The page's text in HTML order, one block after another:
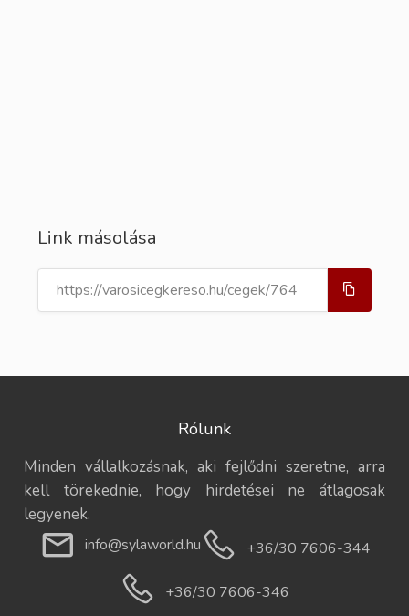
Link másolása
Rólunk
Minden vállalkozásnak, aki fejlődni szeretne, arra
kell törekednie, hogy hirdetései ne átlagosak
legyenek.
info@sylaworld.hu +36/30 7606-344
+36/30 7606-346